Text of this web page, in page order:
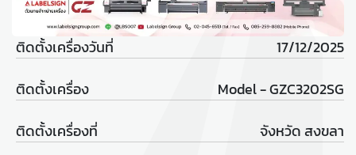
ติดตั้งเครื่องวันที่ 17/12/2025
ติดตั้งเครื่อง Model - GZC3202SG
ติดตั้งเครื่องที่
จังหวัด สงขลา